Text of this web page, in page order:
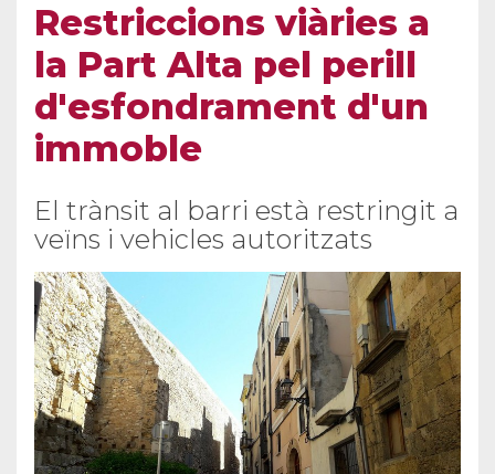
Restriccions viàries a
la Part Alta pel perill
d'esfondrament d'un
immoble
El trànsit al barri està restringit a
veïns i vehicles autoritzats